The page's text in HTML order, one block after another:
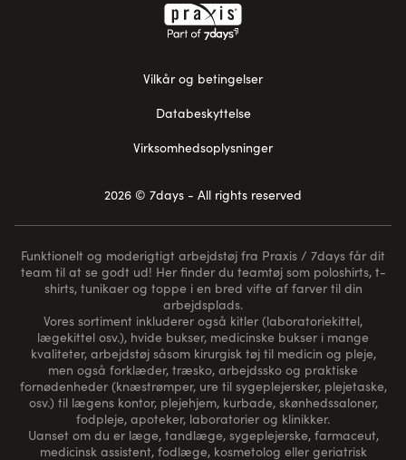
Vilkår og betingelser
Databeskyttelse
Virksomhedsoplysninger
2026 © 7days - All rights reserved
Funktionelt og moderigtigt arbejdstøj fra Praxis / 7days får dit
team til at se godt ud! Her finder du teamtøj som poloshirts, t-
shirts, tunikaer og toppe i en bred vifte af farver til din
arbejdsplads.
Vores sortiment inkluderer også kitler (laboratoriekittel,
lægekittel osv.), hvide bukser, medicinske bukser i mange
kvaliteter, arbejdstøj såsom kirurgisk tøj til medicin og pleje,
men også forklæder, træsko, arbejdssko og praktiske
fornødenheder (knæstrømper, ure til sygeplejersker, plejetaske,
osv.) til lægens kontor, plejehjem, kurbade, skønhedssaloner,
fodpleje, apoteker, laboratorier og klinikker.
Uanset om du er læge, tandlæge, sygeplejerske, farmaceut,
medicinsk assistent, fodlæge, kosmetolog eller geriatrisk